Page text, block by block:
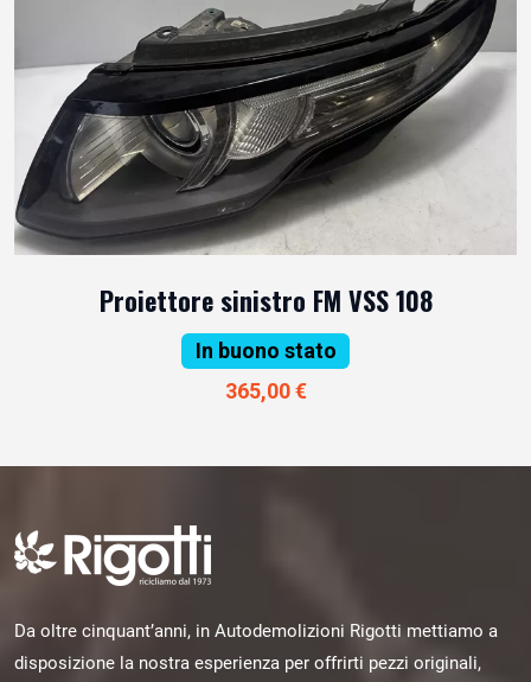
Proiettore sinistro FM VSS 108
In buono stato
365,00 €
Da oltre cinquant’anni, in Autodemolizioni Rigotti mettiamo a
disposizione la nostra esperienza per offrirti pezzi originali,